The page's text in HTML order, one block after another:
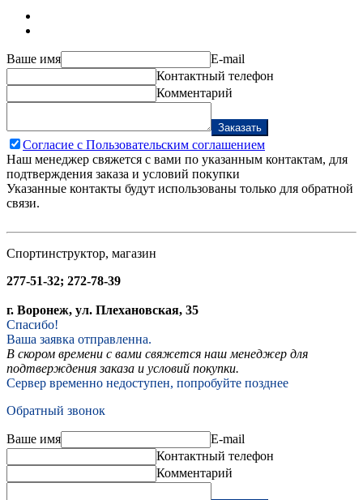
Ваше имя
E-mail
Контактный телефон
Комментарий
Заказать
Согласие с Пользовательским соглашением
Наш менеджер свяжется с вами по указанным контактам, для
подтверждения заказа и условий покупки
Указанные контакты будут использованы только для обратной
связи.
Спортинструктор, магазин
277-51-32; 272-78-39
г. Воронеж, ул. Плехановская, 35
Спасибо!
Ваша заявка отправленна.
В скором времени с вами свяжется наш менеджер для
подтверждения заказа и условий покупки.
Сервер временно недоступен, попробуйте позднее
Обратный звонок
Ваше имя
E-mail
Контактный телефон
Комментарий